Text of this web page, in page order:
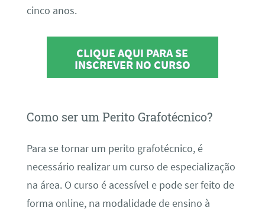
cinco anos.
CLIQUE AQUI PARA SE
INSCREVER NO CURSO
Como ser um Perito Grafotécnico?
Para se tornar um perito grafotécnico, é
necessário realizar um curso de especialização
na área. O curso é acessível e pode ser feito de
forma online, na modalidade de ensino à